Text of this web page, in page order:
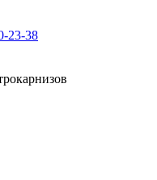
23-38